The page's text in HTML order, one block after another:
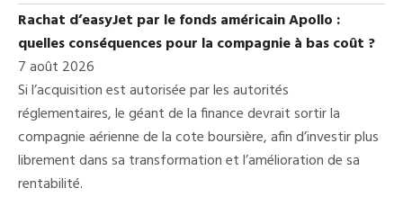
Rachat d’easyJet par le fonds américain Apollo :
quelles conséquences pour la compagnie à bas coût ?
7 août 2026
Si l’acquisition est autorisée par les autorités
réglementaires, le géant de la finance devrait sortir la
compagnie aérienne de la cote boursière, afin d’investir plus
librement dans sa transformation et l’amélioration de sa
rentabilité.